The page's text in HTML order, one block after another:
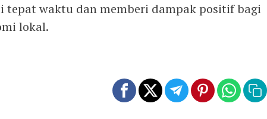
tepat waktu dan memberi dampak positif bagi
lokal.